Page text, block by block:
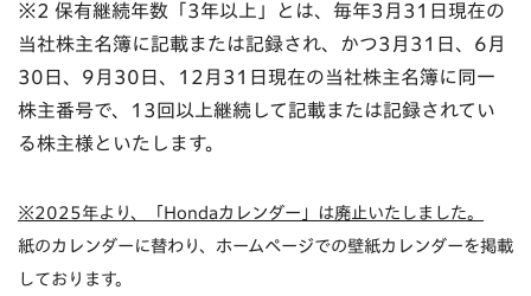
※2 保有継続年数「3年以上」とは、毎年3月31日現在の
当社株主名簿に記載または記録され、かつ3月31日、6月
30日、9月30日、12月31日現在の当社株主名簿に同一
株主番号で、13回以上継続して記載または記録されてい
る株主様といたします。
※2025年より、「Hondaカレンダー」は廃止いたしました。
紙のカレンダーに替わり、ホームページでの壁紙カレンダーを掲載
しております。